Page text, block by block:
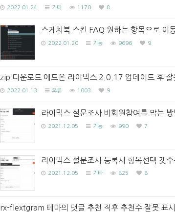
2022.01.24 기타 1170 8
스케치북 스킨 FAQ 원하는 항목으로 이
2022.01.20 기능 9696 9
zip 다운로드 애드온 라이믹스 2.0.17 업데이트 후 잘
2022.01.13 오류 1003 9
라이믹스 설문조사 비회원참여를 막는 방
2021.12.05 기능 990 7
라이믹스 설문조사 등록시 항목선택 갯
2021.12.05 기타 825 8
rx-flextgram 테마의 댓글 추천 직후 추천수 잘못 표